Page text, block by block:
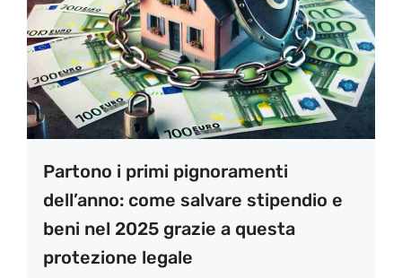
Partono i primi pignoramenti
dell’anno: come salvare stipendio e
beni nel 2025 grazie a questa
protezione legale